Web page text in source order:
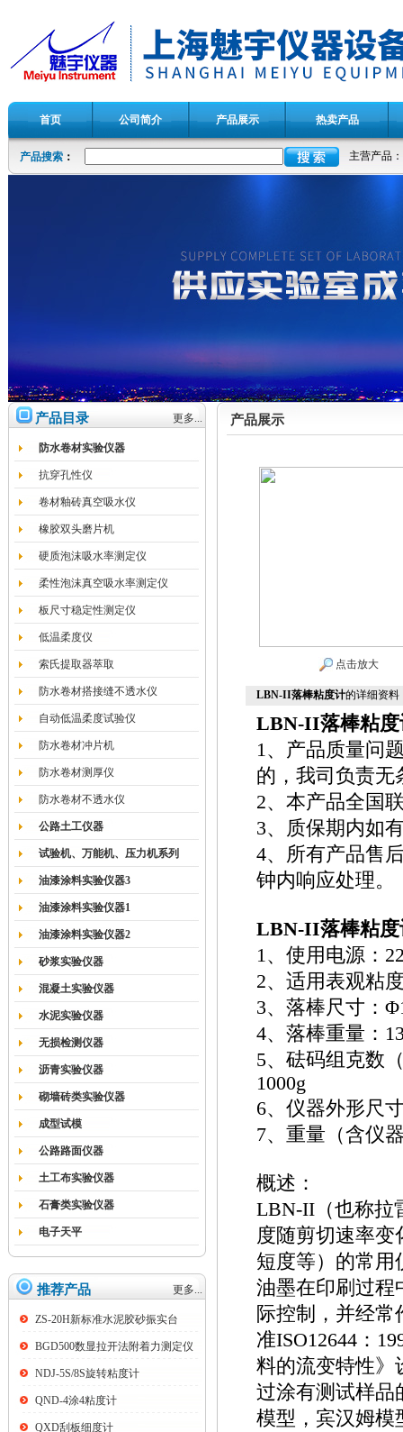
首页 公司简介 产品展示 热卖产品
产品搜索： 主营产品：
产品目录 更多...
防水卷材实验仪器
抗穿孔性仪
卷材釉砖真空吸水仪
橡胶双头磨片机
硬质泡沫吸水率测定仪
柔性泡沫真空吸水率测定仪
板尺寸稳定性测定仪
低温柔度仪
索氏提取器萃取
防水卷材搭接缝不透水仪
自动低温柔度试验仪
防水卷材冲片机
防水卷材测厚仪
防水卷材不透水仪
公路土工仪器
试验机、万能机、压力机系列
油漆涂料实验仪器3
油漆涂料实验仪器1
油漆涂料实验仪器2
砂浆实验仪器
混凝土实验仪器
水泥实验仪器
无损检测仪器
沥青实验仪器
砌墙砖类实验仪器
成型试模
公路路面仪器
土工布实验仪器
石膏类实验仪器
电子天平
推荐产品 更多...
ZS-20H新标准水泥胶砂振实台
BGD500数显拉开法附着力测定仪
NDJ-5S/8S旋转粘度计
QND-4涂4粘度计
QXD刮板细度计
产品展示
点击放大
LBN-II落棒粘度计的详细资料
LBN-II落棒粘度
1、产品质量问
的，我司负责无
2、本产品全国
3、质保期内如
4、所有产品售
钟内响应处理。
LBN-II落棒粘度
1、使用电源：
2、适用表观粘
3、落棒尺寸：
4、落棒重量：
5、砝码组克数
1000g
6、仪器外形尺
7、重量（含仪
概述：
LBN-II（也称拉
度随剪切速率
短度等）的常用
油墨在印刷过程
际控制，并经
准ISO12644：
料的流变特性》
过涂有测试样品
模型，宾汉姆模